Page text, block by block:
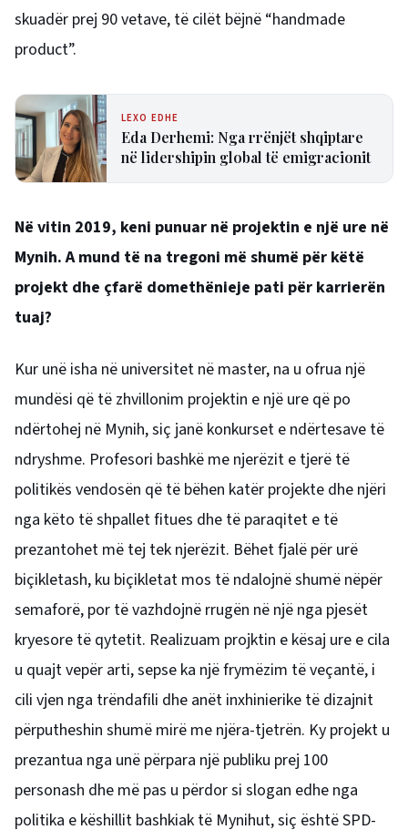
skuadër prej 90 vetave, të cilët bëjnë “handmade
product”.
LEXO EDHE
Eda Derhemi: Nga rrënjët shqiptare
në lidershipin global të emigracionit
Në vitin 2019, keni punuar në projektin e një ure në
Mynih. A mund të na tregoni më shumë për këtë
projekt dhe çfarë domethënieje pati për karrierën
tuaj?
Kur unë isha në universitet në master, na u ofrua një
mundësi që të zhvillonim projektin e një ure që po
ndërtohej në Mynih, siç janë konkurset e ndërtesave të
ndryshme. Profesori bashkë me njerëzit e tjerë të
politikës vendosën që të bëhen katër projekte dhe njëri
nga këto të shpallet fitues dhe të paraqitet e të
prezantohet më tej tek njerëzit. Bëhet fjalë për urë
biçikletash, ku biçikletat mos të ndalojnë shumë nëpër
semaforë, por të vazhdojnë rrugën në një nga pjesët
kryesore të qytetit. Realizuam projktin e kësaj ure e cila
u quajt vepër arti, sepse ka një frymëzim të veçantë, i
cili vjen nga trëndafili dhe anët inxhinierike të dizajnit
përputheshin shumë mirë me njëra-tjetrën. Ky projekt u
prezantua nga unë përpara një publiku prej 100
personash dhe më pas u përdor si slogan edhe nga
politika e këshillit bashkiak të Mynihut, siç është SPD-